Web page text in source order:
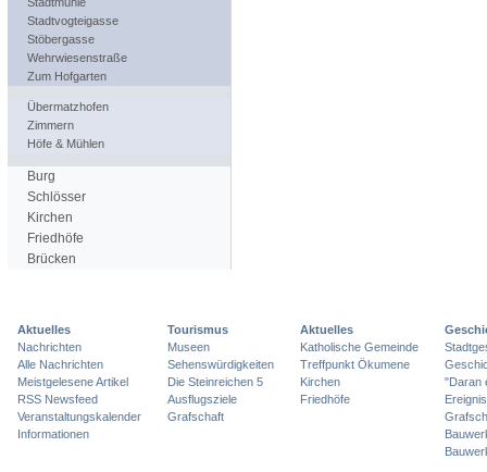
Stadtvogteigasse
Stöbergasse
Wehrwiesenstraße
Zum Hofgarten
Übermatzhofen
Zimmern
Höfe & Mühlen
Burg
Schlösser
Kirchen
Friedhöfe
Brücken
Aktuelles
Nachrichten
Alle Nachrichten
Meistgelesene Artikel
RSS Newsfeed
Veranstaltungskalender
Informationen
Tourismus
Museen
Sehenswürdigkeiten
Die Steinreichen 5
Ausflugsziele
Grafschaft
Aktuelles
Katholische Gemeinde
Treffpunkt Ökumene
Kirchen
Friedhöfe
"Daran